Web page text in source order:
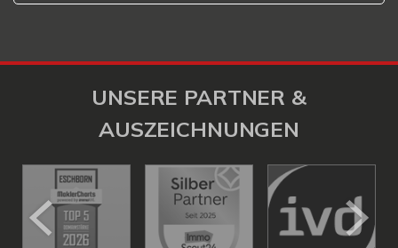
UNSERE PARTNER &
AUSZEICHNUNGEN